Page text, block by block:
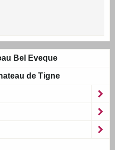
Bel Eveque
de Tigne